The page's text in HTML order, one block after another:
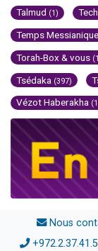
Talmud (1)
Temps Messianique
Torah-Box & vous
Tsédaka (397)
Vézot Haberakha
Nous